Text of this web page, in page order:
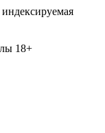
18+